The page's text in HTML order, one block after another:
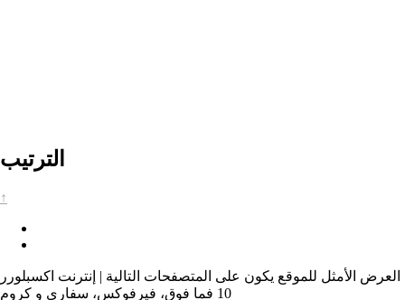
الترتيب
↑
العرض الأمثل للموقع يكون على المتصفحات التالية | إنترنت اكسبلورر
10 فما فوق، فيرفوكس، سفاري و كروم